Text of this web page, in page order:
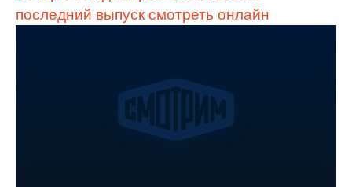
последний выпуск смотреть онлайн